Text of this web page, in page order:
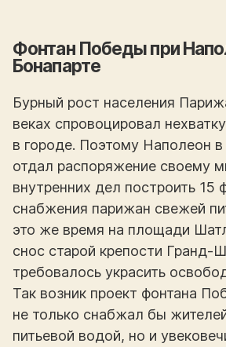
Фонтан Победы при
Бонапарте
Бурный рост населения
веках спровоцировал
в городе. Поэтому Наполеон в
отдал распоряжение своему
внутренних дел построить 15
снабжения парижан свежей
это же время на площади
снос старой крепости Гранд-
требовалось украсить
Так возник проект фонтана
не только снабжал бы
питьевой водой, но и